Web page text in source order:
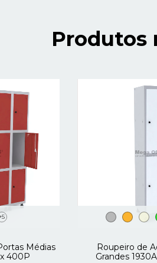
Produtos
Médias
400P
Roupeiro de
Grandes